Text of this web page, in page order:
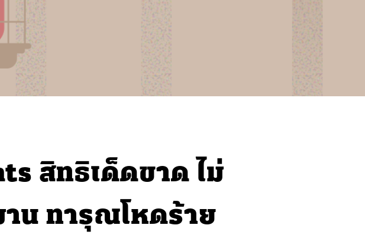
สิทธิเด็ดขาด ไม่
าน ทารุณโหดร้าย